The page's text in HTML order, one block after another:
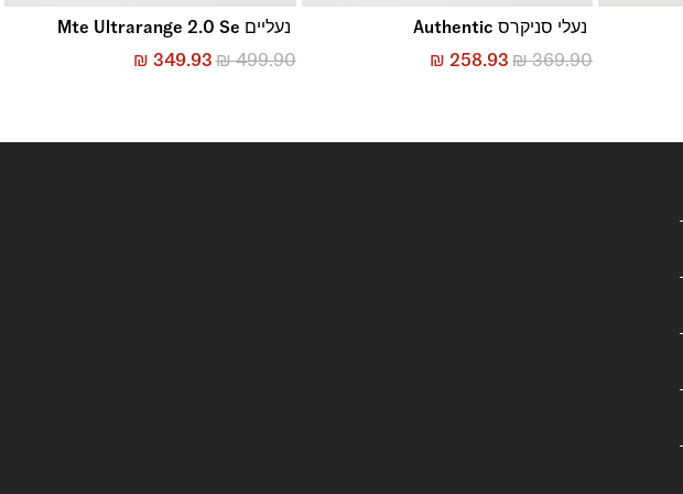
נעלי סניקרס Authentic
₪369.90
₪ 258.93
נעליים Mte Ultrarange 2.0 Se
₪499.90
₪ 349.93